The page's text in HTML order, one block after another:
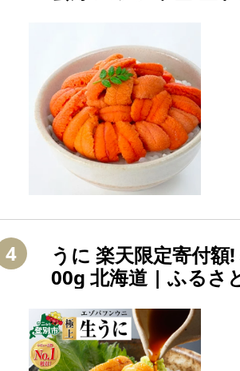
4
うに 楽天限定寄付
00g 北海道 | ふるさ